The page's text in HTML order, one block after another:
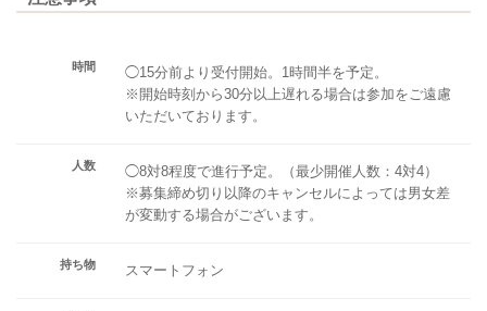
時間
◯15分前より受付開始。1時間半を予定。
※開始時刻から30分以上遅れる場合は参加をご遠慮
いただいております。
人数
◯8対8程度で進行予定。（最少開催人数：4対4）
※募集締め切り以降のキャンセルによっては男女差
が変動する場合がございます。
持ち物 スマートフォン